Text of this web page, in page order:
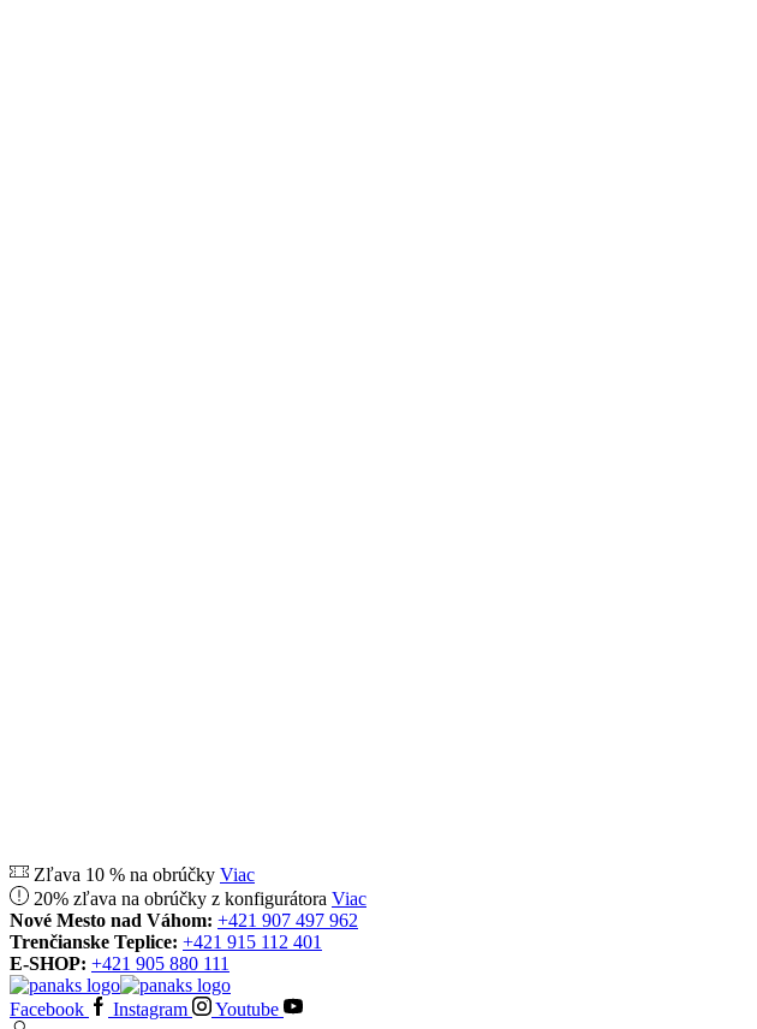
Zľava 10 % na obrúčky Viac
20% zľava na obrúčky z konfigurátora Viac
Nové Mesto nad Váhom: +421 907 497 962
Trenčianske Teplice: +421 915 112 401
E-SHOP: +421 905 880 111
Facebook Instagram Youtube